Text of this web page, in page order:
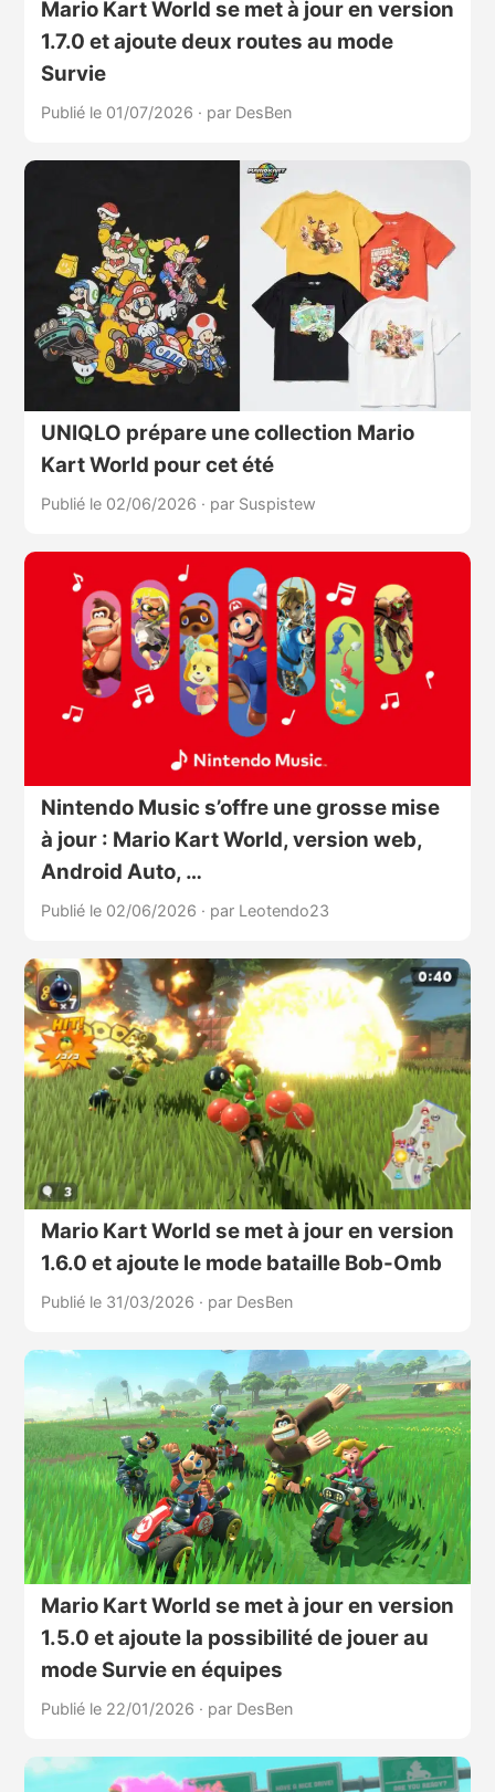
Mario Kart World se met à jour en version
1.7.0 et ajoute deux routes au mode
Survie
Publié le 01/07/2026 · par DesBen
UNIQLO prépare une collection Mario
Kart World pour cet été
Publié le 02/06/2026 · par Suspistew
Nintendo Music s’offre une grosse mise
à jour : Mario Kart World, version web,
Android Auto, …
Publié le 02/06/2026 · par Leotendo23
Mario Kart World se met à jour en version
1.6.0 et ajoute le mode bataille Bob-Omb
Publié le 31/03/2026 · par DesBen
Mario Kart World se met à jour en version
1.5.0 et ajoute la possibilité de jouer au
mode Survie en équipes
Publié le 22/01/2026 · par DesBen